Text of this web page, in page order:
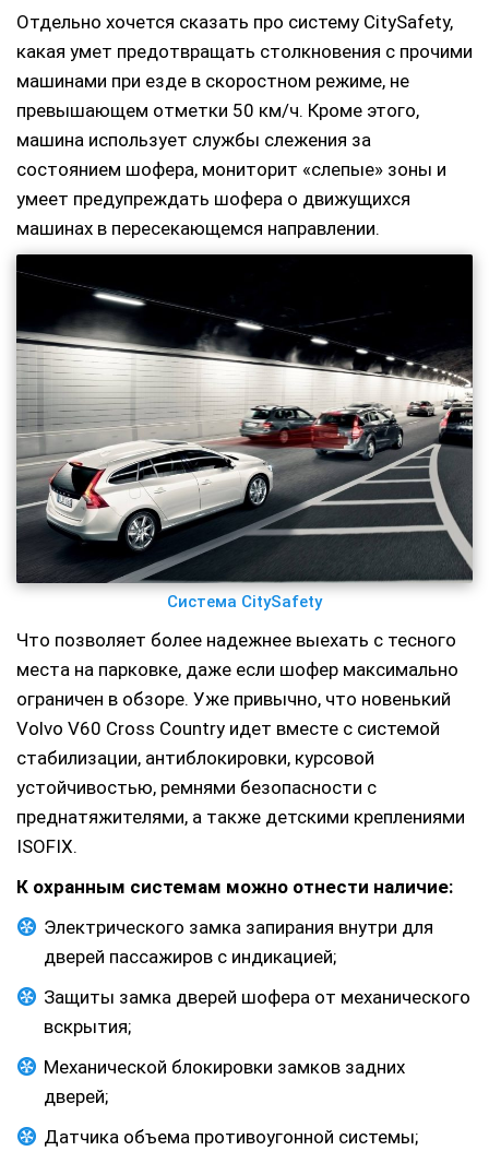
Отдельно хочется сказать про систему CitySafety,
какая умет предотвращать столкновения с прочими
машинами при езде в скоростном режиме, не
превышающем отметки 50 км/ч. Кроме этого,
машина использует службы слежения за
состоянием шофера, мониторит «слепые» зоны и
умеет предупреждать шофера о движущихся
машинах в пересекающемся направлении.
Система CitySafety
Что позволяет более надежнее выехать с тесного
места на парковке, даже если шофер максимально
ограничен в обзоре. Уже привычно, что новенький
Volvo V60 Cross Country идет вместе с системой
стабилизации, антиблокировки, курсовой
устойчивостью, ремнями безопасности с
преднатяжителями, а также детскими креплениями
ISOFIX.
К охранным системам можно отнести наличие:
Электрического замка запирания внутри для
дверей пассажиров с индикацией;
Защиты замка дверей шофера от механического
вскрытия;
Механической блокировки замков задних
дверей;
Датчика объема противоугонной системы;